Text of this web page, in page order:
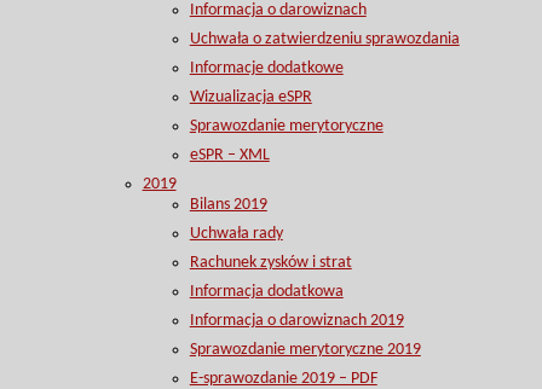
Informacja o darowiznach
Uchwała o zatwierdzeniu sprawozdania
Informacje dodatkowe
Wizualizacja eSPR
Sprawozdanie merytoryczne
eSPR – XML
2019
Bilans 2019
Uchwała rady
Rachunek zysków i strat
Informacja dodatkowa
Informacja o darowiznach 2019
Sprawozdanie merytoryczne 2019
E-sprawozdanie 2019 – PDF